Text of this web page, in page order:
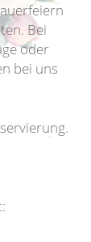
Bei
oder
bei uns